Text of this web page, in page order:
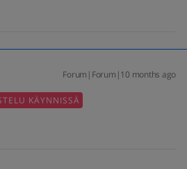
Forum|Forum|10 months ago
KÄYNNISSÄ